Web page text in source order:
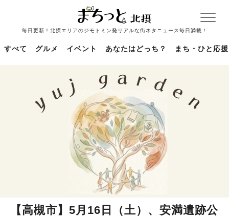
毎日更新！北摂エリアのジモトミン発リアルな街ネタニュース毎日満載！
すべて グルメ イベント あなたはどっち？ まち・ひと応援
【高槻市】5月16日（土）、安満遺跡公